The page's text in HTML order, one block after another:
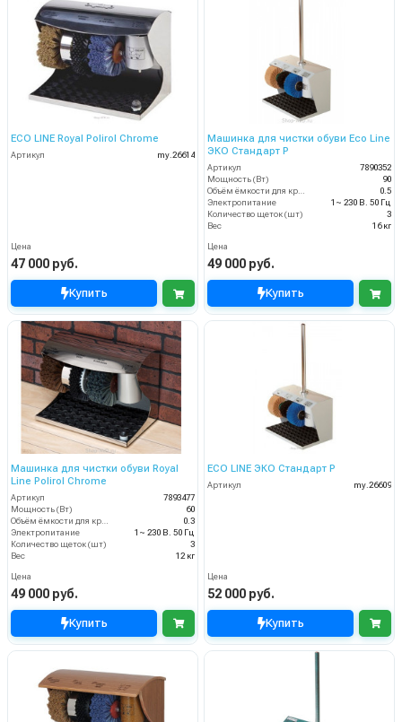
ECO LINE Royal Polirol Chrome
Артикул my.26614
Цена
47 000 руб.
Купить
Машинка для чистки обуви Eco Line
ЭКО Стандарт Р
Артикул
7890352
Мощность (Вт)
90
Объём ёмкости для крема (л)
0.5
Электропитание
1~ 230 В. 50 Гц
Количество щеток (шт)
3
Вес
16 кг
Цена
49 000 руб.
Купить
Машинка для чистки обуви Royal
Line Polirol Chrome
Артикул
7893477
Мощность (Вт)
60
0.3
Электропитание
1~ 230 В. 50 Гц
Количество щеток (шт)
3
Вес
12 кг
Цена
49 000 руб.
Купить
ECO LINE ЭКО Стандарт Р
Артикул my.26609
Цена
52 000 руб.
Купить